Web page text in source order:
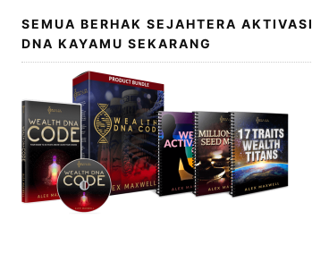
SEMUA BERHAK SEJAHTERA AKTIVASI
DNA KAYAMU SEKARANG